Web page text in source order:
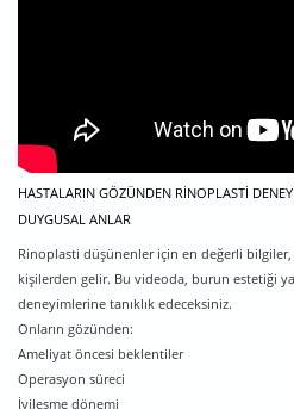
HASTALARIN GÖZÜNDEN RINOPLASTI
DUYGUSAL ANLAR
Rinoplasti düşünenler için en değerli bilgiler,
kişilerden gelir. Bu videoda, burun estetiği
deneyimlerine tanıklık edeceksiniz.
Onların gözünden:
Ameliyat öncesi beklentiler
Operasyon süreci
İyileşme dönemi